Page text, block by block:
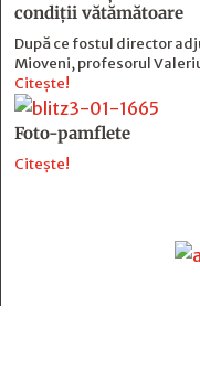
condiții vătămătoare
După ce fostul director
Mioveni, profesorul
Citește!
Foto-pamflete
Citește!